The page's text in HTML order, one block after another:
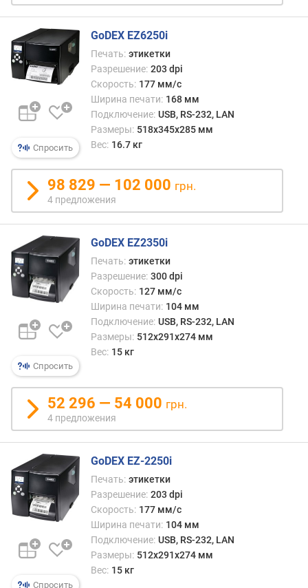
(
м
с
)
ш
и
и
н
а
п
е
ч
а
т
(
м
)
л
а
е
ч
а
т
и
(
м
)
ш
Спросить
GoDEX EZ6250i
Печать: этикетки
Разрешение: 203 dpi
Скорость: 177 мм/с
Ширина печати: 168 мм
Подключение: USB, RS-232, LAN
Размеры: 518x345x285 мм
Вес: 16.7 кг
98 829 — 102 000 грн.
4 предложения
Спросить
GoDEX EZ2350i
Печать: этикетки
Разрешение: 300 dpi
Скорость: 127 мм/с
Ширина печати: 104 мм
Подключение: USB, RS-232, LAN
Размеры: 512х291х274 мм
Вес: 15 кг
52 296 — 54 000 грн.
4 предложения
Спросить
GoDEX EZ-2250i
Печать: этикетки
Разрешение: 203 dpi
Скорость: 177 мм/с
Ширина печати: 104 мм
Подключение: USB, RS-232, LAN
Размеры: 512x291x274 мм
Вес: 15 кг